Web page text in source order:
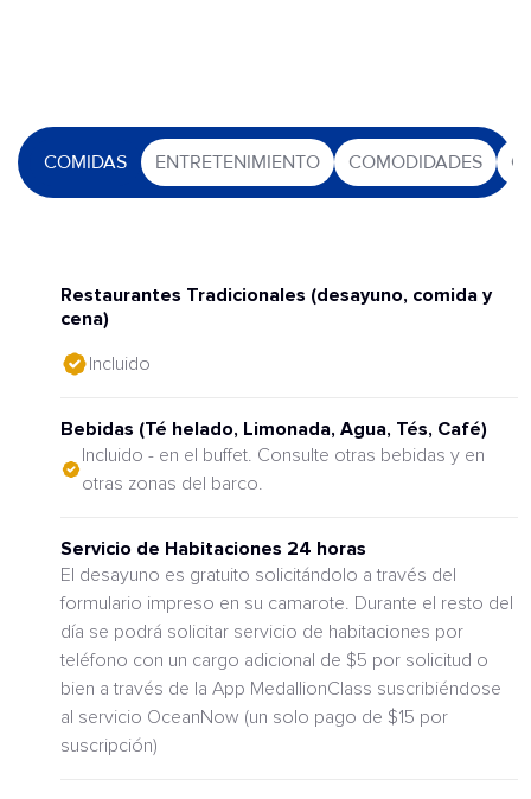
COMIDAS ENTRETENIMIENTO COMODIDADES
Restaurantes Tradicionales (desayuno, comida y
cena)
Incluido
Bebidas (Té helado, Limonada, Agua, Tés, Café)
Incluido - en el buffet. Consulte otras bebidas y en
otras zonas del barco.
Servicio de Habitaciones 24 horas
El desayuno es gratuito solicitándolo a través del
formulario impreso en su camarote. Durante el resto del
día se podrá solicitar servicio de habitaciones por
teléfono con un cargo adicional de $5 por solicitud o
bien a través de la App MedallionClass suscribiéndose
al servicio OceanNow (un solo pago de $15 por
suscripción)